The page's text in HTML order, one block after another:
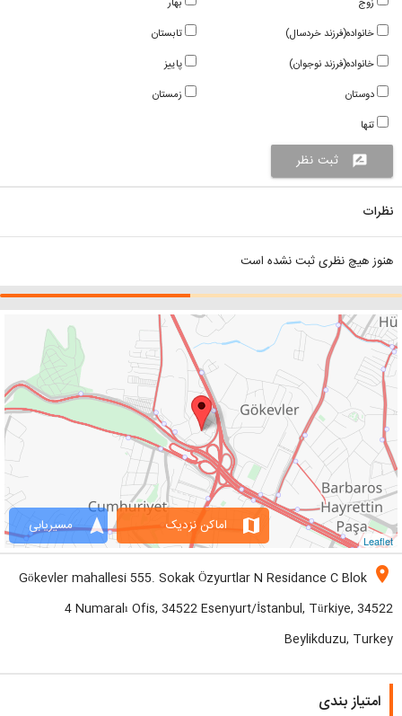
تابستان
پاییز
زمستان
خانواده(فرزند خردسال)
خانواده(فرزند نوجوان)
دوستان
تنها
rate_review ثبت نظر
نظرات
هنوز هیچ نظری ثبت نشده است
Leaflet
navigation مسیریابی map اماکن نزدیک
location_on
Gökevler mahallesi 555. Sokak Özyurtlar N Residance C Blok
4 Numaralı Ofis, 34522 Esenyurt/İstanbul, Türkiye, 34522
Beylikduzu, Turkey
امتیاز بندی